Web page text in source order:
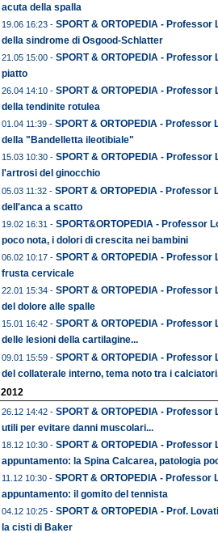
acuta della spalla
19.06 16:23 - SPORT & ORTOPEDIA -
della sindrome di Osgood-Schlatter
21.05 15:00 - SPORT & ORTOPEDIA -
piatto
26.04 14:10 - SPORT & ORTOPEDIA -
della tendinite rotulea
01.04 11:39 - SPORT & ORTOPEDIA -
della "Bandelletta ileotibiale"
15.03 10:30 - SPORT & ORTOPEDIA -
l'artrosi del ginocchio
05.03 11:32 - SPORT & ORTOPEDIA -
dell'anca a scatto
19.02 16:31 - SPORT&ORTOPEDIA - Professor
poco nota, i dolori di crescita nei bambini
06.02 10:17 - SPORT & ORTOPEDIA -
frusta cervicale
22.01 15:34 - SPORT & ORTOPEDIA -
del dolore alle spalle
15.01 16:42 - SPORT & ORTOPEDIA -
delle lesioni della cartilagine...
09.01 15:59 - SPORT & ORTOPEDIA -
del collaterale interno, tema noto tra i
2012
26.12 14:42 - SPORT & ORTOPEDIA -
utili per evitare danni muscolari...
18.12 10:30 - SPORT & ORTOPEDIA -
appuntamento: la Spina Calcarea, patologia
11.12 10:30 - SPORT & ORTOPEDIA - Professor
appuntamento: il gomito del tennista
04.12 10:25 - SPORT & ORTOPEDIA - Prof.
la cisti di Baker